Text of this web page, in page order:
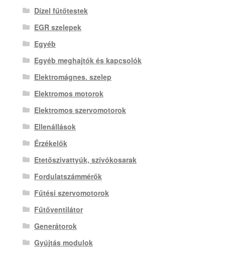
Dízel fűtőtestek
EGR szelepek
Egyéb
Egyéb meghajtók és kapcsolók
Elektromágnes. szelep
Elektromos motorok
Elektromos szervomotorok
Ellenállások
Érzékelők
Etetőszivattyúk, szívókosarak
Fordulatszámmérők
Fűtési szervomotorok
Fűtőventilátor
Generátorok
Gyújtás modulok